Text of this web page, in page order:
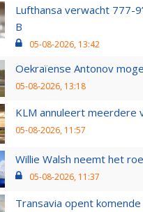
Lufthansa verwacht 777-
B
05-08-2026, 13:42
Oekraïense Antonov
05-08-2026, 13:18
KLM annuleert meerdere
05-08-2026, 11:57
Willie Walsh neemt het
05-08-2026, 11:37
Transavia opent